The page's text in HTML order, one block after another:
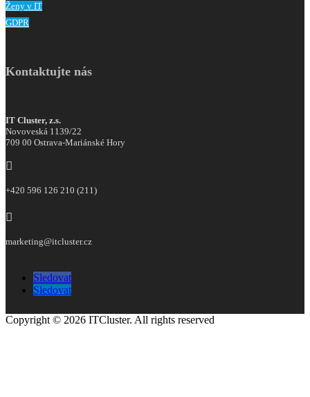
Ženy v IT
GDPR
Kontaktujte nás
IT Cluster, z.s.
Novoveská 1139/22
709 00 Ostrava-Mariánské Hory

+420 596 126 210 (211)

marketing@itcluster.cz
Sledovat
Sledovat
Copyright © 2026 ITCluster. All rights reserved